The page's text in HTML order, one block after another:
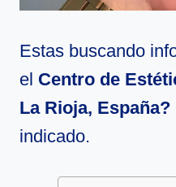
Estas buscando
el Centro de
La Rioja, España?
indicado.